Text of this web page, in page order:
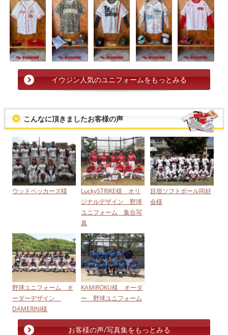
イウジン人気のユニフォームをもっとみる
こんなに頂きましたお客様の声
ウッドペッカーズ様
LuckySTRIKE様 オリ
ジナルデザイン 野球
ユニフォーム 集合写
真
目垣ソフトボール同好
会様
野球ユニフォーム オ
ーダーデザイン
DAMERINI様
KAMIROKU様 オーダ
ー 野球ユニフォーム
お客様の声/写真集をもっとみる